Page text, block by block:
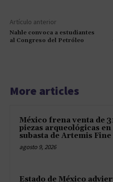
Artículo anterior
Nahle convoca a estudiantes
al Congreso del Petróleo
More articles
México frena venta de
piezas arqueológicas en
subasta de Artemis
agosto 9, 2026
Estado de México